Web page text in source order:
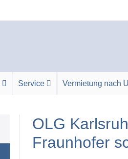
Service Vermietung nach
OLG
Fraunhofer